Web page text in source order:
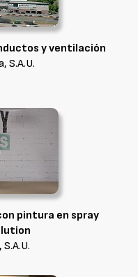
y ventilación
S.A.U.
pintura en spray